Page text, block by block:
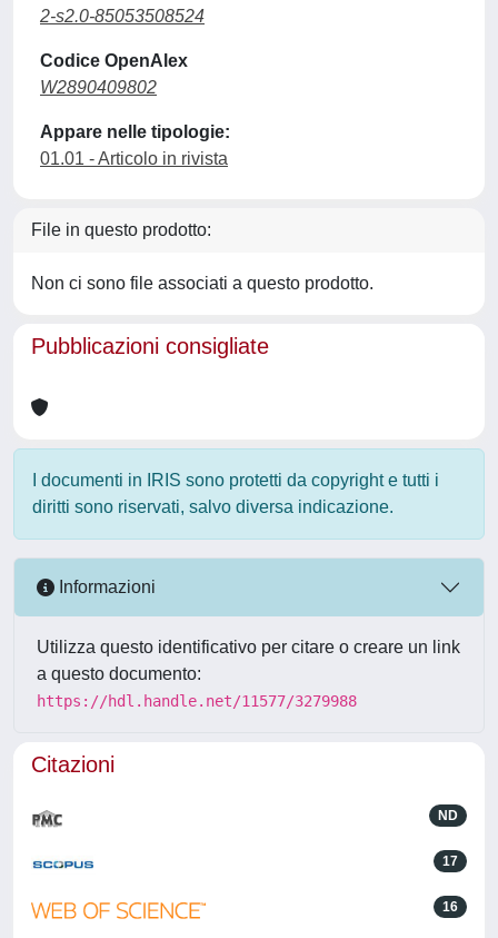
2-s2.0-85053508524
Codice OpenAlex
W2890409802
Appare nelle tipologie:
01.01 - Articolo in rivista
File in questo prodotto:
Non ci sono file associati a questo prodotto.
Pubblicazioni consigliate
I documenti in IRIS sono protetti da copyright e tutti i
diritti sono riservati, salvo diversa indicazione.
Informazioni
Utilizza questo identificativo per citare o creare un link
a questo documento:
https://hdl.handle.net/11577/3279988
Citazioni
ND
17
16